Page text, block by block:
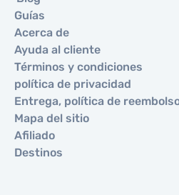
Guías
Acerca de
Ayuda al cliente
Términos y condiciones
política de privacidad
Entrega, política de
Mapa del sitio
Afiliado
Destinos